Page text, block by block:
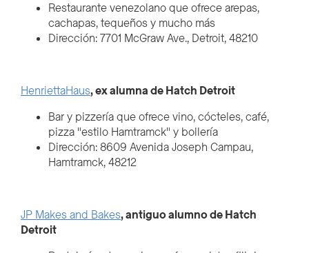
Restaurante venezolano que ofrece arepas,
cachapas, tequeños y mucho más
Dirección: 7701 McGraw Ave., Detroit, 48210
HenriettaHaus, ex alumna de Hatch Detroit
Bar y pizzería que ofrece vino, cócteles, café,
pizza "estilo Hamtramck" y bollería
Dirección: 8609 Avenida Joseph Campau,
Hamtramck, 48212
JP Makes and Bakes, antiguo alumno de Hatch
Detroit